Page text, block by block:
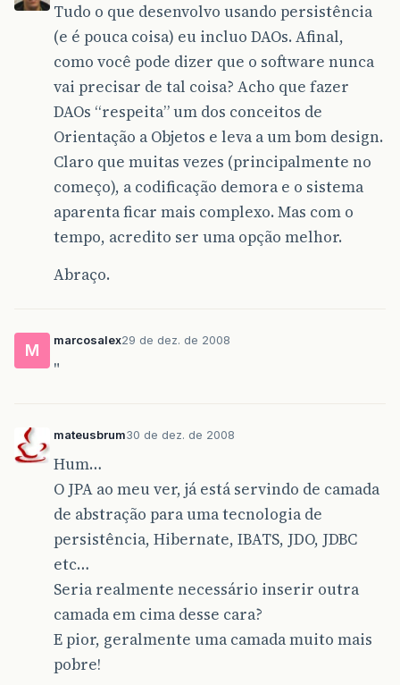
Tudo o que desenvolvo usando persistência
(e é pouca coisa) eu incluo DAOs. Afinal,
como você pode dizer que o software nunca
vai precisar de tal coisa? Acho que fazer
DAOs “respeita” um dos conceitos de
Orientação a Objetos e leva a um bom design.
Claro que muitas vezes (principalmente no
começo), a codificação demora e o sistema
aparenta ficar mais complexo. Mas com o
tempo, acredito ser uma opção melhor.
Abraço.
M
marcosalex29 de dez. de 2008
"
mateusbrum30 de dez. de 2008
Hum…
O JPA ao meu ver, já está servindo de camada
de abstração para uma tecnologia de
persistência, Hibernate, IBATS, JDO, JDBC
etc…
Seria realmente necessário inserir outra
camada em cima desse cara?
E pior, geralmente uma camada muito mais
pobre!